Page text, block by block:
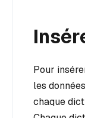
Pour
les
chaque